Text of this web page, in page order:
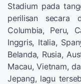
Stadium pada
perilisan secara
Columbia, Peru,
Inggris, Italia,
Belanda, Rusia,
Macau, Vietnam,
Jepang, lagu